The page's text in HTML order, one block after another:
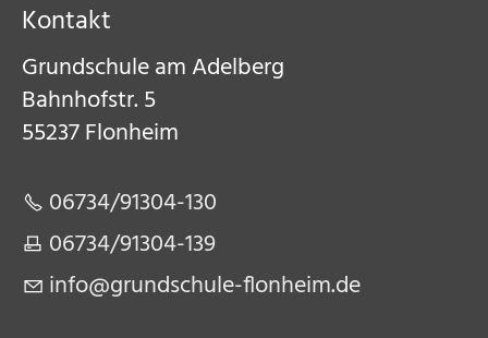
Kontakt
Grundschule am Adelberg​
Bahnhofstr. 5​
55237 Flonheim​
06734/91304-130​
06734/91304-139​
nf
gr ndsch l -fl nh md